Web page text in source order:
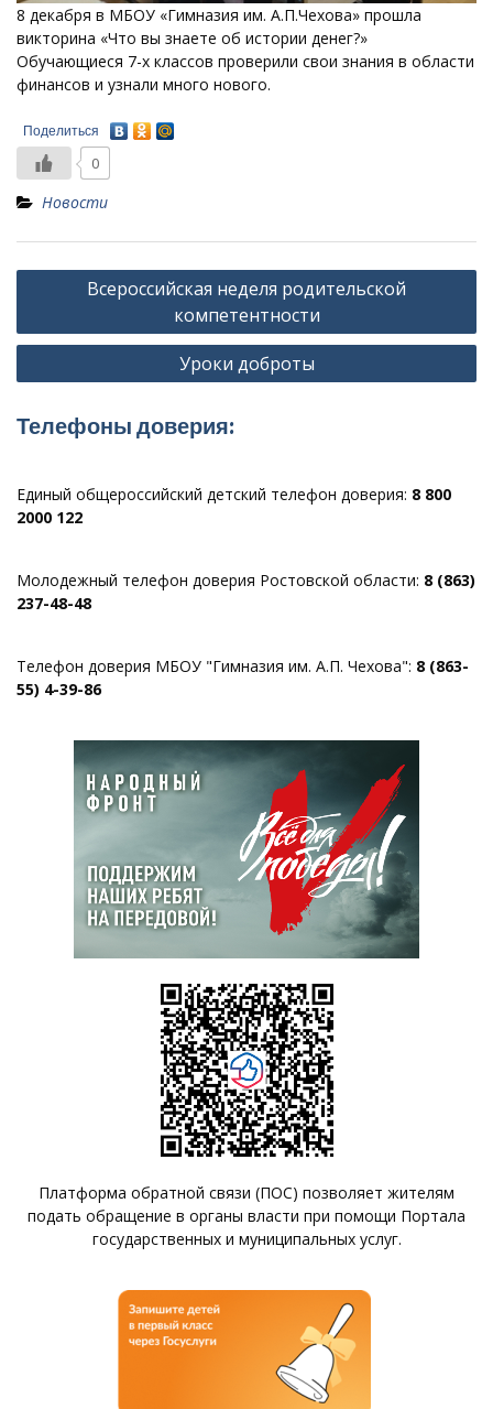
8 декабря в МБОУ «Гимназия им. А.П.Чехова» прошла
викторина «Что вы знаете об истории денег?»
Обучающиеся 7-х классов проверили свои знания в области
финансов и узнали много нового.
Поделиться
0
Новости
Навигация
записям
Всероссийская неделя родительской
компетентности
Уроки доброты
Телефоны доверия:
Единый общероссийский детский телефон доверия: 8 800
2000 122
Молодежный телефон доверия Ростовской области: 8 (863)
237-48-48
Телефон доверия МБОУ "Гимназия им. А.П. Чехова": 8 (863-
55) 4-39-86
Платформа обратной связи (ПОС) позволяет жителям
подать обращение в органы власти при помощи Портала
государственных и муниципальных услуг.